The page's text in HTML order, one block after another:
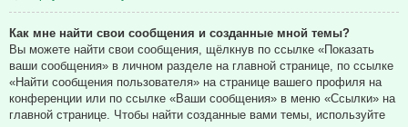
Как мне найти свои сообщения и созданные мной темы?
Вы можете найти свои сообщения, щёлкнув по ссылке «Показать
ваши сообщения» в личном разделе на главной странице, по ссылке
«Найти сообщения пользователя» на странице вашего профиля на
конференции или по ссылке «Ваши сообщения» в меню «Ссылки» на
главной странице. Чтобы найти созданные вами темы, используйте